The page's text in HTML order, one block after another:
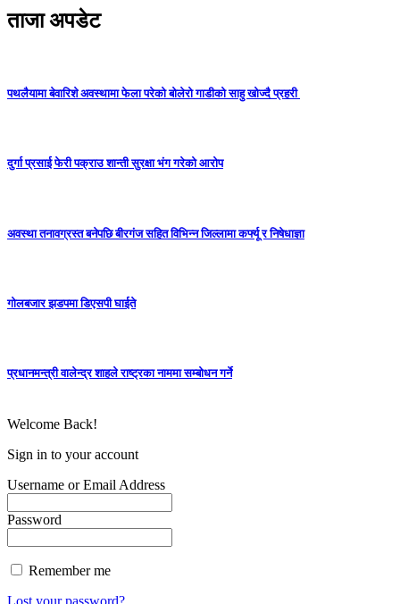
ताजा अपडेट
पथलैयामा बेवारिशे अवस्थामा फेला परेको बोलेरो गाडीको साहु खोज्दै प्रहरी
दुर्गा प्रसाई फेरी पक्राउ शान्ती सुरक्षा भंग गरेको आरोप
अवस्था तनावग्रस्त बनेपछि बीरगंज सहित विभिन्न जिल्लामा कर्फ्यू र निषेधाज्ञा
गोलबजार झडपमा डिएसपी घाईते
प्रधानमन्त्री वालेन्द्र शाहले राष्ट्रका नाममा सम्बोधन गर्ने
Welcome Back!
Sign in to your account
Username or Email Address
Password
Remember me